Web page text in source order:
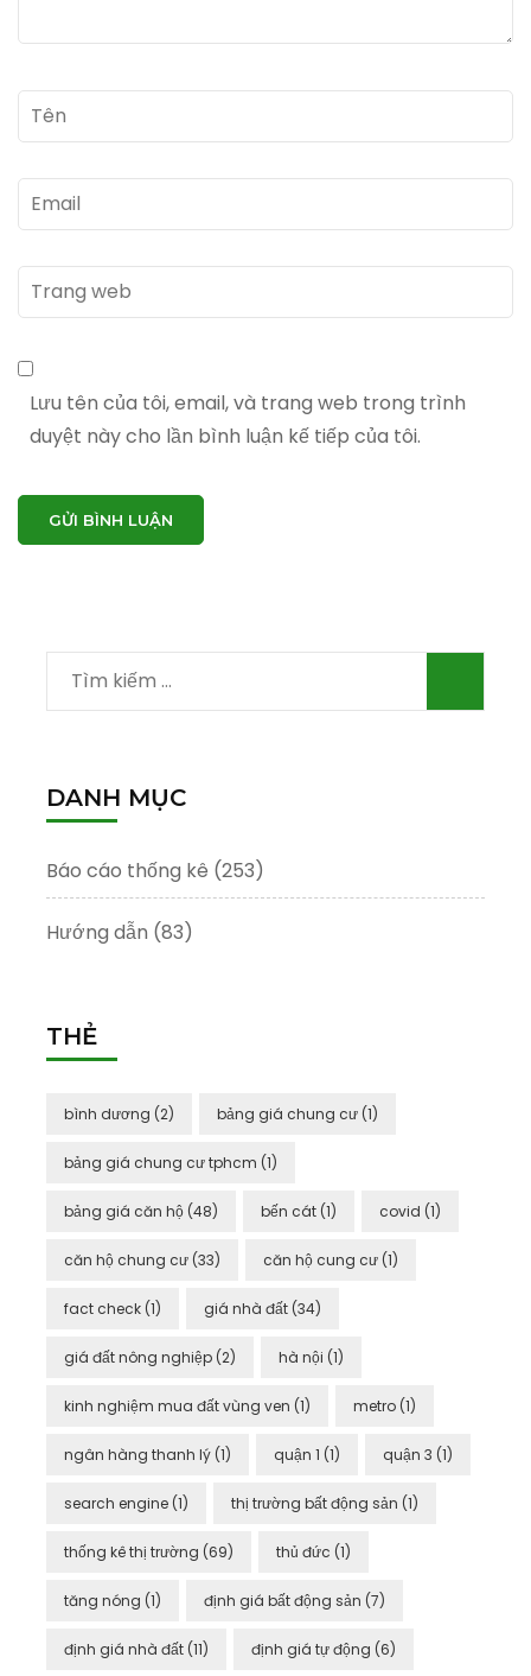
Tên*
Email*
Trang
web
Lưu tên của tôi, email, và trang web trong trình
duyệt này cho lần bình luận kế tiếp của tôi.
Tìm
kiếm
DANH MỤC
Báo cáo thống kê (253)
Hướng dẫn (83)
THẺ
bình dương (2) bảng giá chung cư (1)
bảng giá chung cư tphcm (1)
bảng giá căn hộ (48) bến cát (1) covid (1)
căn hộ chung cư (33) căn hộ cung cư (1)
fact check (1) giá nhà đất (34)
giá đất nông nghiệp (2) hà nội (1)
kinh nghiệm mua đất vùng ven (1) metro (1)
ngân hàng thanh lý (1) quận 1 (1) quận 3 (1)
search engine (1) thị trường bất động sản (1)
thống kê thị trường (69) thủ đức (1)
tăng nóng (1) định giá bất động sản (7)
định giá nhà đất (11) định giá tự động (6)